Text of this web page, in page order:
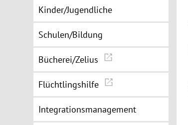
Kinder/Jugendliche
Schulen/Bildung
Bücherei/Zelius
Flüchtlingshilfe
Integrationsmanagement